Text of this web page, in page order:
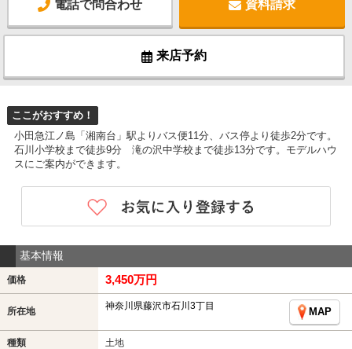
電話で問合わせ 資料請求
来店予約
ここがおすすめ！
小田急江ノ島「湘南台」駅よりバス便11分、バス停より徒歩2分です。
石川小学校まで徒歩9分 滝の沢中学校まで徒歩13分です。モデルハウ
スにご案内ができます。
基本情報
価格 3,450万円
所在地 神奈川県藤沢市石川3丁目
MAP
種類 土地